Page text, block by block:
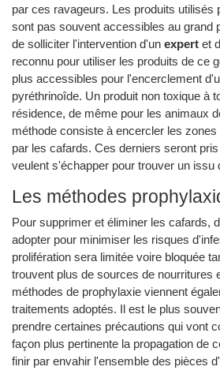
par ces ravageurs. Les produits utilisés
sont pas souvent accessibles au grand
de solliciter l'intervention d'un expert et
reconnu pour utiliser les produits de ce
plus accessibles pour l'encerclement
pyréthrinoîde. Un produit non toxique à
résidence, de même pour les animaux
méthode consiste à encercler les
par les cafards. Ces derniers seront
veulent s'échapper pour trouver un issu
Les méthodes
Pour supprimer et éliminer les cafards,
adopter pour minimiser les risques
prolifération sera limitée voire bloquée
trouvent plus de sources de nourritures
méthodes de prophylaxie viennent
traitements adoptés. Il est le plus
prendre certaines précautions qui vont
façon plus pertinente la propagation de
finir par envahir l'ensemble des pièces